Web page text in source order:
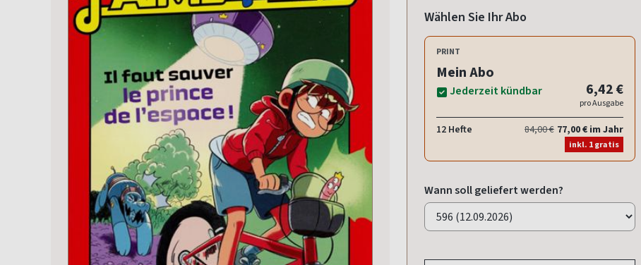
Wählen Sie Ihr Abo
PRINT
Mein Abo
Jederzeit kündbar 6,42 €
pro Ausgabe
12 Hefte 84,00 € 77,00 € im Jahr
inkl. 1 gratis
Wann soll geliefert werden?